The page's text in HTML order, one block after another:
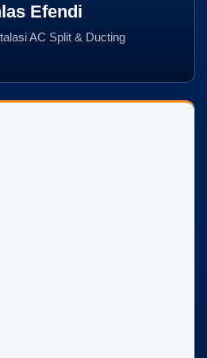
Efendi
AC Split & Ducting